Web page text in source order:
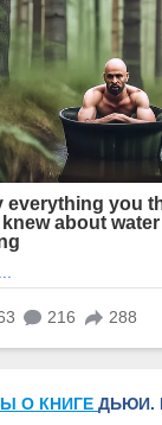
О КНИГЕ ДЬЮИ.